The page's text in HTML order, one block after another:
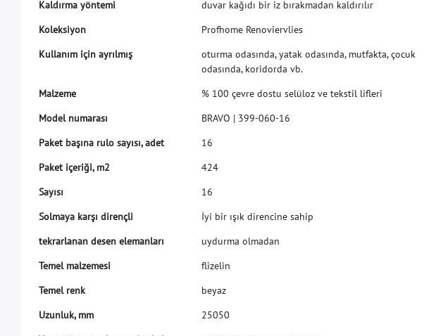
Kaldırma yöntemi duvar kağıdı bir iz bırakmadan kaldırılır
Koleksiyon Profhome Renoviervlies
Kullanım için ayrılmış oturma odasında, yatak odasında, mutfakta, çocuk
odasında, koridorda vb.
Malzeme % 100 çevre dostu selüloz ve tekstil liferi
Model numarası BRAVO | 399-060-16
Paket başına rulo sayısı, adet 16
Paket içeriği, m2 424
Sayısı 16
Solmaya karşı dirençli İyi bir ışık direncine sahip
tekrarlanan desen elemanları uydurma olmadan
Temel malzemesi fizelin
Temel renk beyaz
Uzunluk, mm 25050